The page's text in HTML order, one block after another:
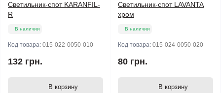
Светильник-спот KARANFIL-
R
В наличии
Код товара: 015-022-0050-010
132 грн.
В корзину
Светильник-спот LAVANTA
хром
В наличии
Код товара: 015-024-0050-020
80 грн.
В корзину